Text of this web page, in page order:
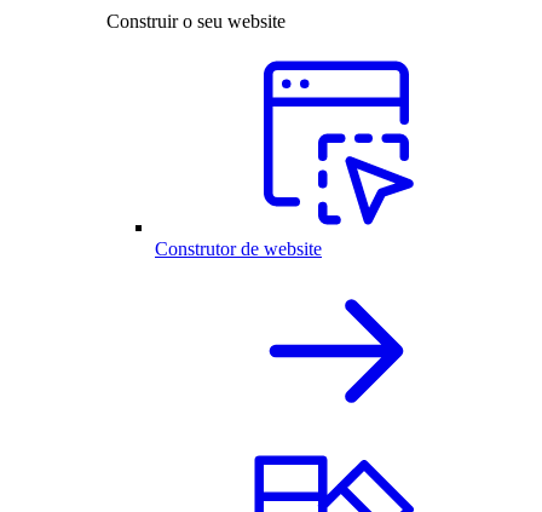
Construir o seu website
Construtor de website